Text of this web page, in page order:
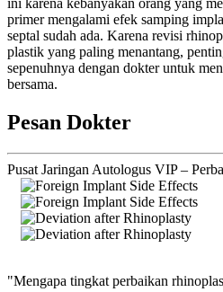
ini karena kebanyakan orang yang
primer mengalami efek samping
septal sudah ada. Karena revisi
plastik yang paling menantang,
sepenuhnya dengan dokter untuk
bersama.
Pesan Dokter
Pusat Jaringan Autologus VIP –
"Mengapa tingkat perbaikan